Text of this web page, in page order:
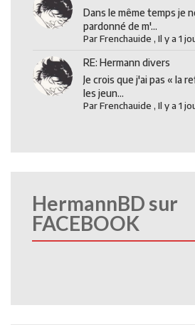
Dans le même temps je
pardonné de m'...
ParFrenchauide ,Il y a 1
RE: Hermann divers
Je crois que j'ai pas « la
les jeun...
ParFrenchauide ,Il y a 1
HermannBD sur
FACEBOOK